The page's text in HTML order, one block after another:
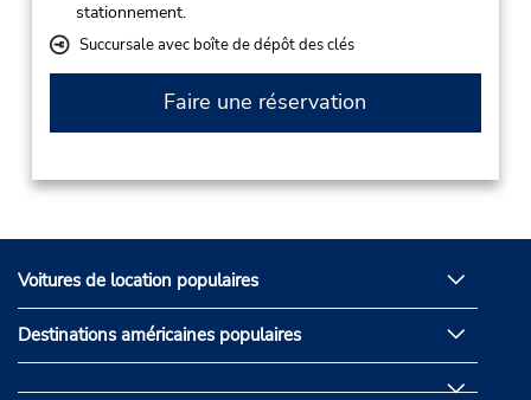
stationnement.
Succursale avec boîte de dépôt des clés
Faire une réservation
Voitures de location populaires
Destinations américaines populaires